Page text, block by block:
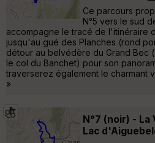
Ce parcours
N°5 vers le sud
accompagne le tracé de l'itinéraire
jusqu'au gué des Planches (rond
détour au belvédère du Grand Bec
le col du Banchet) pour son
traverserez également le charmant
»
N°7 (noir) - La
Lac